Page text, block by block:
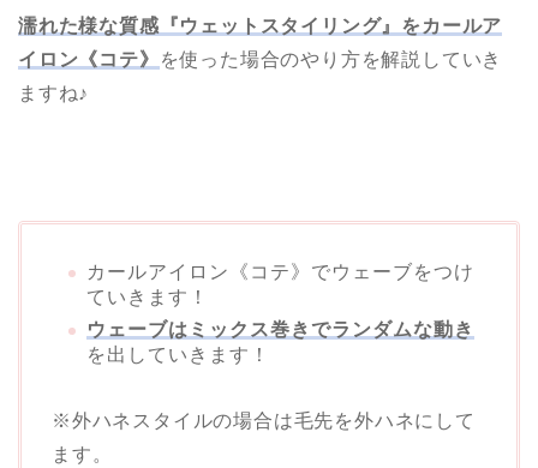
濡れた様な質感『ウェットスタイリング』をカールア
イロン《コテ》
を使った場合のやり方を解説していき
ますね♪
カールアイロン《コテ》でウェーブをつけ
ていきます！
ウェーブはミックス巻きでランダムな動き
を出していきます！
※外ハネスタイルの場合は毛先を外ハネにして
ます。